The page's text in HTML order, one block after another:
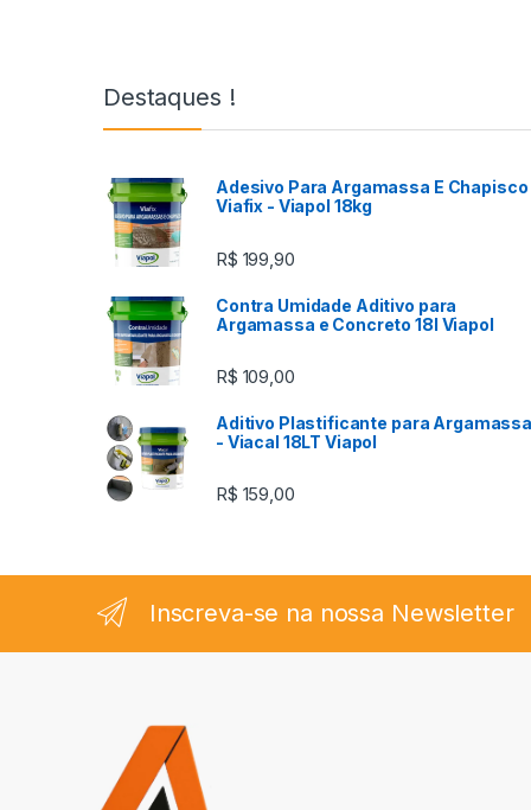
Destaques !
Adesivo Para Argamassa E Chapisco
Viafix - Viapol 18kg
R$ 199,90
Contra Umidade Aditivo para
Argamassa e Concreto 18l Viapol
R$ 109,00
Aditivo Plastificante para Argamassa
- Viacal 18LT Viapol
R$ 159,00
Inscreva-se na nossa Newsletter